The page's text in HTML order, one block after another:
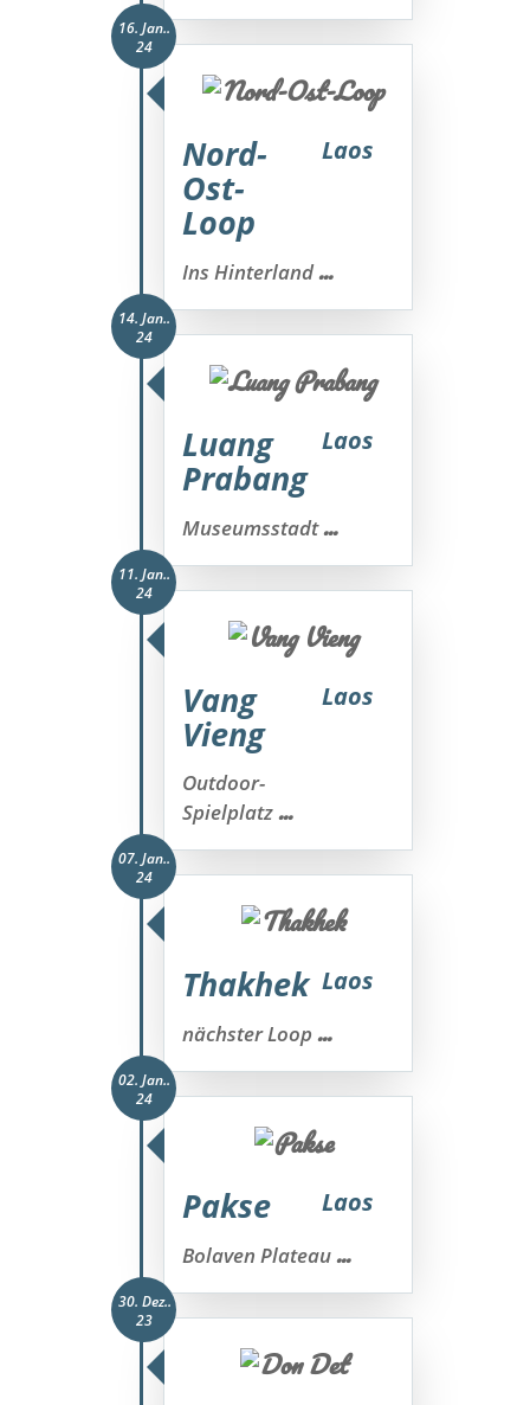
16. Jan..
24
Nord-
Ost-
Loop
Laos
Ins Hinterland...
14. Jan..
24
Luang
Prabang
Laos
Museumsstadt...
11. Jan..
24
Vang
Vieng
Laos
Outdoor-
Spielplatz...
07. Jan..
24
Thakhek Laos
nächster Loop...
02. Jan..
24
Pakse Laos
Bolaven Plateau...
30. Dez..
23